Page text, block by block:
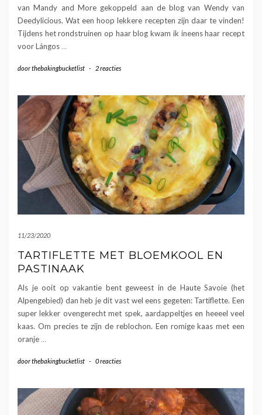
van Mandy and More gekoppeld aan de blog van Wendy van
Deedylicious. Wat een hoop lekkere recepten zijn daar te vinden!
Tijdens het rondstruinen op haar blog kwam ik ineens haar recept
voor Lángos …
doorthebakingbucketlist - 2 reacties
11/23/2020
TARTIFLETTE MET BLOEMKOOL EN
PASTINAAK
Als je ooit op vakantie bent geweest in de Haute Savoie (het
Alpengebied) dan heb je dit vast wel eens gegeten: Tartiflette. Een
super lekker ovengerecht met spek, aardappeltjes en heeeel veel
kaas. Om precies te zijn de reblochon. Een romige kaas met een
oranje …
doorthebakingbucketlist - 0 reacties